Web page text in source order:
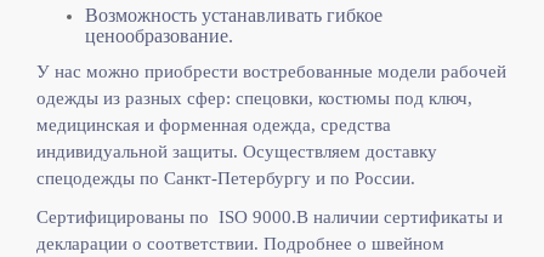
Возможность устанавливать гибкое
ценообразование.
У нас можно приобрести востребованные модели рабочей
одежды из разных сфер: спецовки, костюмы под ключ,
медицинская и форменная одежда, средства
индивидуальной защиты. Осуществляем доставку
спецодежды по Санкт-Петербургу и по России.
Сертифицированы по ISO 9000.В наличии сертификаты и
декларации о соответствии. Подробнее о швейном